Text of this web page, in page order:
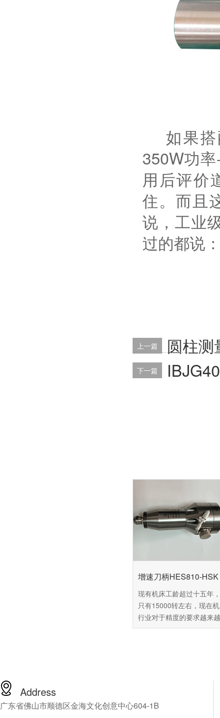
如果搭
350W功
用后评价
住。而且
说，工业
过的都说
上一篇 圆柱
下一篇
增速刀柄HES810-
现有机床工龄超过十五年
只有15000转左右，现在
行业对于精度的要求越来
这台机床已经难以达到用
NSK的CNC加工中心增速
Address
广东省佛山市顺德区金海文化创意中心604-1B